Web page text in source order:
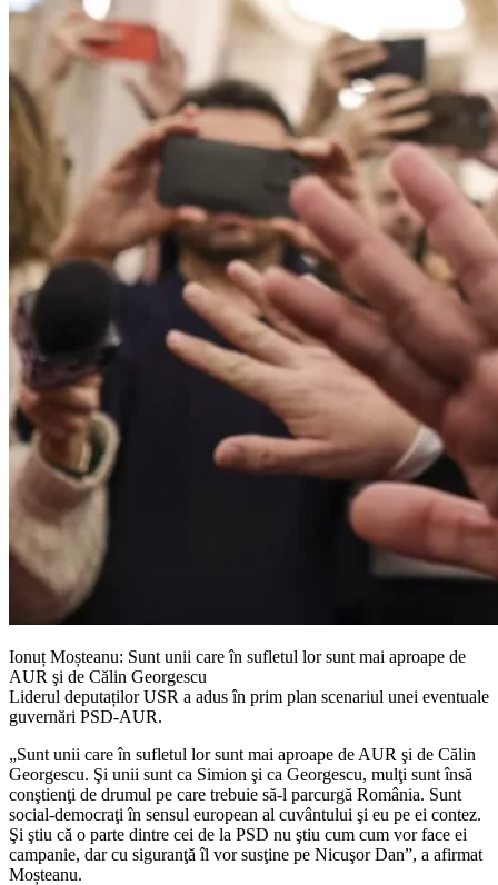
Ionuț Moșteanu: Sunt unii care în sufletul lor sunt mai aproape de
AUR şi de Călin Georgescu
Liderul deputaților USR a adus în prim plan scenariul unei eventuale
guvernări PSD-AUR.
„Sunt unii care în sufletul lor sunt mai aproape de AUR şi de Călin
Georgescu. Şi unii sunt ca Simion şi ca Georgescu, mulţi sunt însă
conştienţi de drumul pe care trebuie să-l parcurgă România. Sunt
social-democraţi în sensul european al cuvântului şi eu pe ei contez.
Şi ştiu că o parte dintre cei de la PSD nu ştiu cum cum vor face ei
campanie, dar cu siguranţă îl vor susţine pe Nicuşor Dan”, a afirmat
Moșteanu.